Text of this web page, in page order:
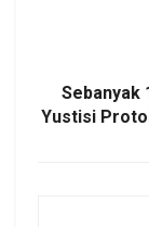
Sebanyak
Yustisi